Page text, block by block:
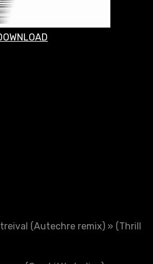
(Autechre remix) » (Thrill